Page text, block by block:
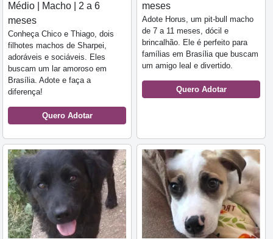
Médio | Macho | 2 a 6
meses
Conheça Chico e Thiago, dois
filhotes machos de Sharpei,
adoráveis e sociáveis. Eles
buscam um lar amoroso em
Brasília. Adote e faça a
diferença!
Quero Adotar
meses
Adote Horus, um pit-bull macho
de 7 a 11 meses, dócil e
brincalhão. Ele é perfeito para
famílias em Brasília que buscam
um amigo leal e divertido.
Quero Adotar